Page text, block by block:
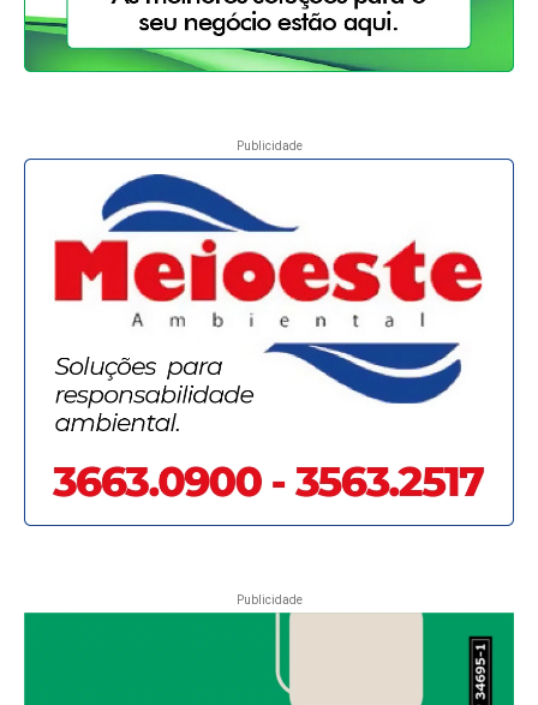
Publicidade
Publicidade